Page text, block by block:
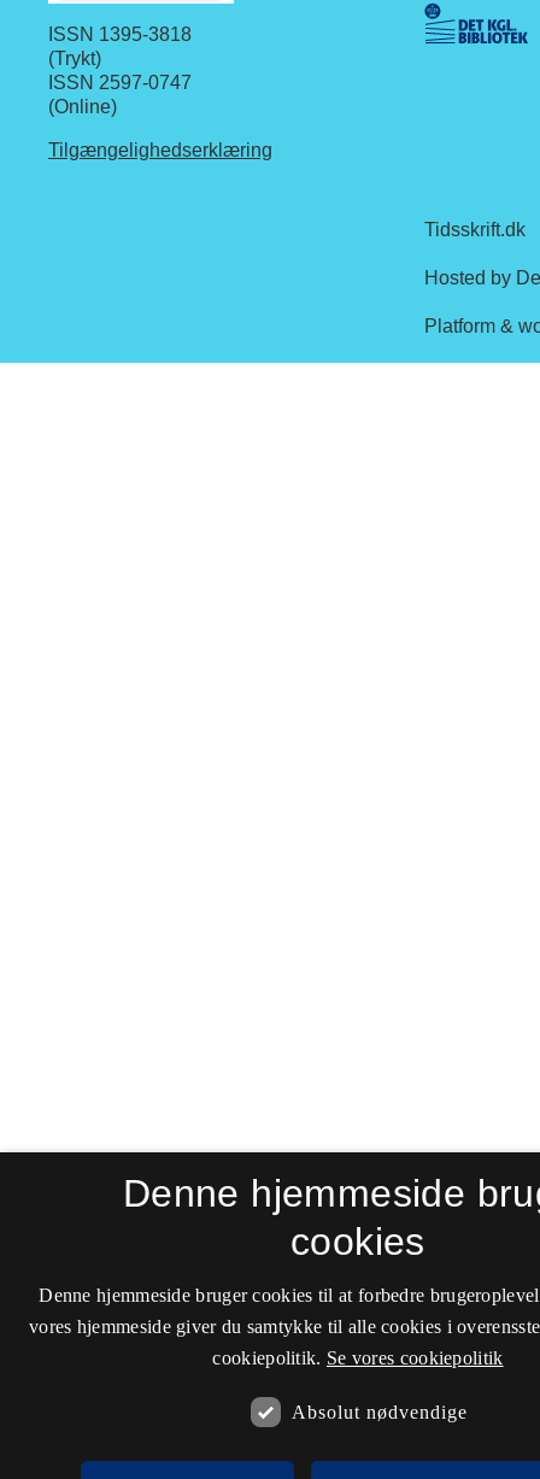
ISSN 1395-3818
(Trykt)
ISSN 2597-0747
(Online)
Tilgængelighedserklæring
Denne hjemmeside
cookies
Denne hjemmeside bruger cookies til at forbedre
vores hjemmeside giver du samtykke til alle cookies i
cookiepolitik. Se vores cookiepolitik
Absolut nødvendige